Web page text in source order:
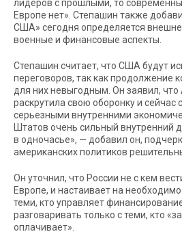
лидеров с прошлыми, то
Европе нет». Степашин также
США» сегодня определяется
военные и финансовые аспекты.
Степашин считает, что США будут
переговоров, так как продолжение
для них невыгодным. Он заявил,
раскрутила свою оборонку и сейчас
серьезными внутренними
Штатов очень сильный внутренний
в одночасье», — добавил он,
американских политиков
Он уточнил, что России не с кем
Европе, и настаивает на
теми, кто управляет
разговаривать только с теми, кто
оплачивает».